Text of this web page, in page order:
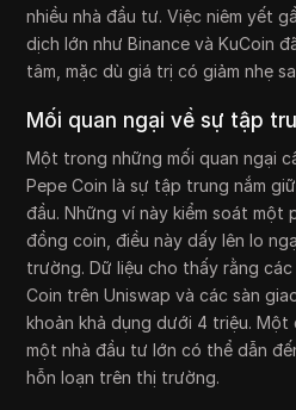
nhiều nhà đầu tư. Việc niêm yết
dịch lớn như Binance và KuCoin
tâm, mặc dù giá trị có giảm nhẹ
Mối quan ngại về sự tập
Một trong những mối quan ngại
Pepe Coin là sự tập trung nắm
đầu. Những ví này kiểm soát một
đồng coin, điều này dấy lên lo
trường. Dữ liệu cho thấy rằng
Coin trên Uniswap và các sàn
khoản khả dụng dưới 4 triệu.
một nhà đầu tư lớn có thể dẫn
hỗn loạn trên thị trường.